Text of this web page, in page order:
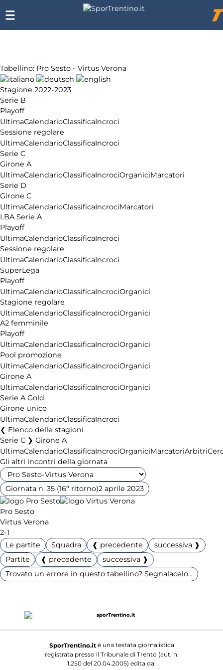
Tabellino: Pro Sesto - Virtus Verona
Stagione 2022-2023
Serie B
Playoff
UltimaCalendarioClassificaIncroci
Sessione regolare
UltimaCalendarioClassificaIncroci
Serie C
Girone A
UltimaCalendarioClassificaIncrociOrganiciMarcatori
Serie D
Girone C
UltimaCalendarioClassificaIncrociMarcatori
LBA Serie A
Playoff
UltimaCalendarioClassificaIncroci
Sessione regolare
UltimaCalendarioClassificaIncroci
SuperLega
Playoff
UltimaCalendarioClassificaIncrociOrganici
Stagione regolare
UltimaCalendarioClassificaIncrociOrganici
A2 femminile
Playoff
UltimaCalendarioClassificaIncrociOrganici
Pool promozione
UltimaCalendarioClassificaIncrociOrganici
Girone A
UltimaCalendarioClassificaIncrociOrganici
Serie A Gold
Girone unico
UltimaCalendarioClassificaIncroci
Elenco delle stagioni
Serie C ❯ Girone A
UltimaCalendarioClassificaIncrociOrganiciMarcatoriArbitri
Gli altri incontri della giornata
Giornata n. 35 (16ª ritorno)2 aprile 2023
Pro Sesto
Virtus Verona
2-1
Le partite
Squadra ❰ precedente
successiva ❱
Partite
❰ precedente
successiva ❱
Trovato un errore in questo tabellino? Segnalacelo...
SporTrentino.itè una testata giornalistica
registrata presso il Tribunale di Trento (aut. n.
1.250 del 20.04.2005) edita da:
SporTrentino.it
Chi